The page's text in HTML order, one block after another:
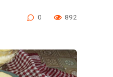
0 892